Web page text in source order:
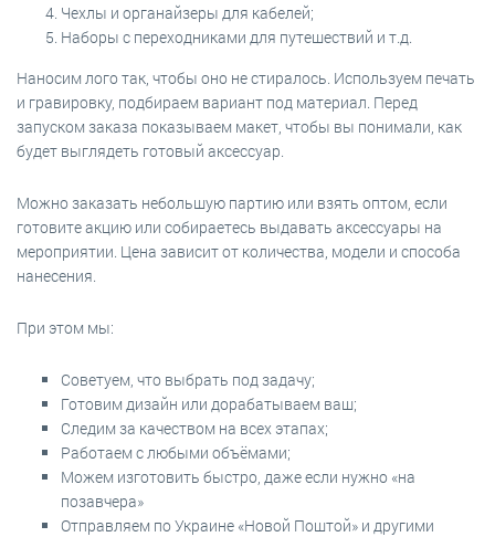
Чехлы и органайзеры для кабелей;
Наборы с переходниками для путешествий и т.д.
Наносим лого так, чтобы оно не стиралось. Используем печать
и гравировку, подбираем вариант под материал. Перед
запуском заказа показываем макет, чтобы вы понимали, как
будет выглядеть готовый аксессуар.
Можно заказать небольшую партию или взять оптом, если
готовите акцию или собираетесь выдавать аксессуары на
мероприятии. Цена зависит от количества, модели и способа
нанесения.
При этом мы:
Советуем, что выбрать под задачу;
Готовим дизайн или дорабатываем ваш;
Следим за качеством на всех этапах;
Работаем с любыми объёмами;
Можем изготовить быстро, даже если нужно «на
позавчера»
Отправляем по Украине «Новой Поштой» и другими